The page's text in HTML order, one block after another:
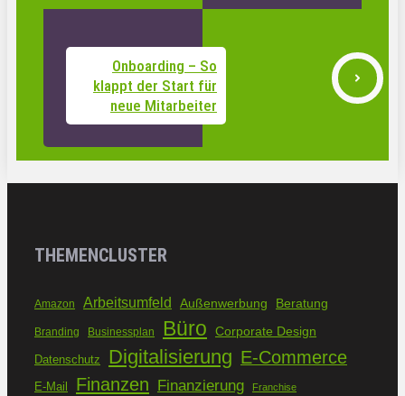
Onboarding – So
klappt der Start für
neue Mitarbeiter
THEMENCLUSTER
Amazon Arbeitsumfeld Außenwerbung Beratung
Branding Businessplan Büro Corporate Design
Datenschutz Digitalisierung E-Commerce
E-Mail Finanzen Finanzierung Franchise